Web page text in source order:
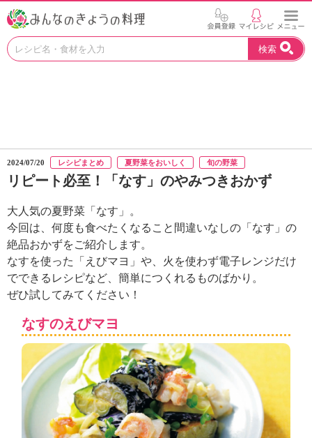
お
つ
け
。
H
エ
ー
シ
ョ
ナ
ル
「
み
検索
2024/07/20 レシピまとめ 夏野菜をおいしく 旬の野菜
リピート必至！「なす」のやみつきおかず
大人気の夏野菜「なす」。
今回は、何度も食べたくなること間違いなしの「なす」の
絶品おかずをご紹介します。
なすを使った「えびマヨ」や、火を使わず電子レンジだけ
でできるレシピなど、簡単につくれるものばかり。
ぜひ試してみてください！
なすのえびマヨ